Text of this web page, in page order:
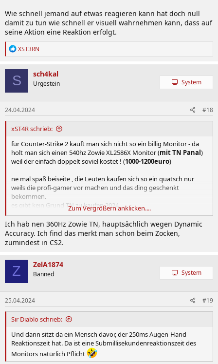
Wie schnell jemand auf etwas reagieren kann hat doch null
damit zu tun wie schnell er visuell wahrnehmen kann, dass auf
seine Aktion eine Reaktion erfolgt.
R
k
t
i
o
n
e
n
:
XST3RN
S sch4kal
Urgestein System
24.04.2024 #18
xST4R schrieb:
für Counter-Strike 2 kauft man sich nicht so ein billig Monitor - da
holt man sich einen 540hz Zowie XL2586X Monitor (mit TN Panal)
weil der einfach doppelt soviel kostet ! (1000-1200euro)
ne mal spaß beiseite , die Leuten kaufen sich so ein quatsch nur
weils die profi-gamer vor machen und das ding geschenkt
bekommen.
es gibt kein Grund TN zu kaufen 2024 ...
OLED zb hat bessere Bildqualität , bessere Latenzen , klareres Bild ...
Zum Vergrößern anklicken....
Ich hab nen 360Hz Zowie TN, hauptsächlich wegen Dynamic
Accuracy. Ich find das merkt man schon beim Zocken,
zumindest in CS2.
Z ZelA1874
Banned System
25.04.2024 #19
Sir Diablo schrieb:
Und dann sitzt da ein Mensch davor, der 250ms Augen-Hand
Reaktionszeit hat. Da ist eine Submillisekundenreaktionszeit des
Monitors natürlich Pflicht